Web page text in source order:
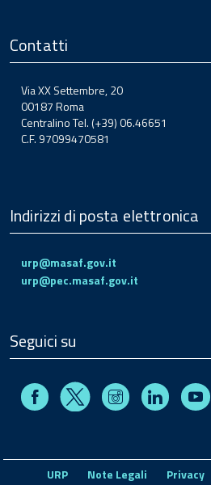
Contatti
Via XX Settembre, 20
00187 Roma
Centralino Tel. (+39) 06.46651
C.F. 97099470581
Indirizzi di posta elettronica
urp@masaf.gov.it
urp@pec.masaf.gov.it
Seguici su
FacebookX InstagramLinkedin
URP Note Legali Privacy